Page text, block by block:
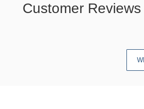
Customer Reviews